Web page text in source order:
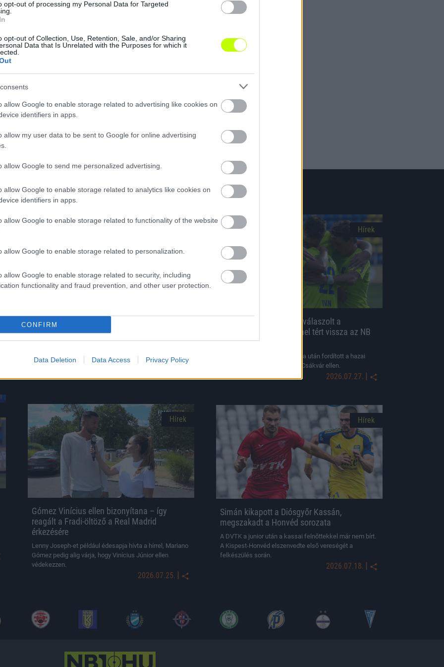
opt-out of processing my Personal Data for Targeted
opt-out of Collection, Use, Retention, Sale, and/or Sharing
Data that Is Unrelated with the Purposes for which it
allow Google to enable storage related to advertising like cookies on
identifiers in apps.
allow my user data to be sent to Google for online advertising
allow Google to send me personalized advertising.
allow Google to enable storage related to analytics like cookies on
identifiers in apps.
allow Google to enable storage related to functionality of the website
allow Google to enable storage related to personalization.
allow Google to enable storage related to security, including
functionality and fraud prevention, and other user protection.
CONFIRM
Data Deletion Data Access Privacy Policy
0%
KAPCSOLÓDÓ HÍREK
NB II: Négygólos döntetlen Karcagon,
megvan a Nagykanizsa első győzelme
Csákvár hazai pályán maradt pont nélkül, míg a Karcag
és a Soroksár fordulatos csatában remizett.
|
Hírek
A Gyirmót három góllal válaszolt a
villámrajtra, győzelemmel tért vissza az NB
II-be
Benkő első perces bombagólja után fordított a hazai
csapat, amely 3–1-re nyert a Csákvár ellen.
2026.07.27. |
Hírek
Gómez Vinícius ellen bizonyítana – így
reagált a Fradi-öltöző a Real Madrid
érkezésére
Lenny Joseph-et például édesapja hívta a hírrel, Mariano
Gómez pedig alig várja, hogy Vinícius Júnior ellen
védekezzen.
2026.07.25. |
Hírek
Simán kikapott a Diósgyőr Kassán,
megszakadt a Honvéd sorozata
A DVTK a junior után a kassai felnőttekkel már nem bírt.
A Kispest-Honvéd elszenvedte első vereségét a
felkészülés során.
2026.07.18. |